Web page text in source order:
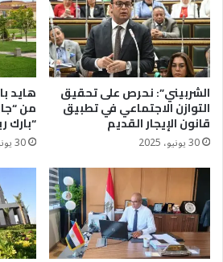
الشربيني”: نحرص على تحقيق
التوازن الاجتماعي في تطبيق
قانون الإيجار القديم
30 يونيو، 2025
هايد
من
“بارك
30 يونيو، 2025